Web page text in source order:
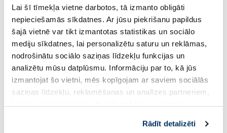
Lai šī tīmekļa vietne darbotos, tā izmanto obligāti
nepieciešamās sīkdatnes. Ar jūsu piekrišanu papildus
šajā vietnē var tikt izmantotas statistikas un sociālo
mediju sīkdatnes, lai personalizētu saturu un reklāmas,
nodrošinātu sociālo saziņas līdzekļu funkcijas un
analizētu mūsu datplūsmu. Informāciju par to, kā jūs
izmantojat šo vietni, mēs kopīgojam ar saviem sociālās
saziņas līdzekļu, reklamēšanas un analīzes partneriem,
pakalpojumus. Ja piekrītat šo papildu sīkdatņu
Rādīt detalizēti
Standarta cena: 0.89 € Standarta cena: 1.59 €
Page 1 of 10
Saules aizsardzībai vasarā ☀️
Vairāk...
-60%